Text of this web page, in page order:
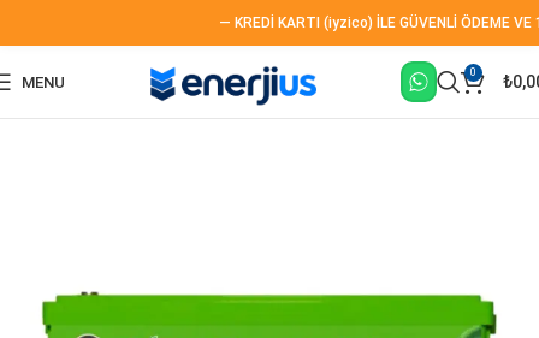
— KREDİ KARTI (iyzico) İLE GÜVENLİ ÖDEME
MENU
0 ₺